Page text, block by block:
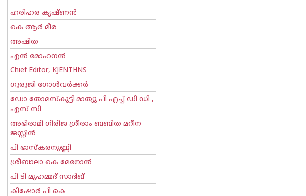
ഹരിഹര കൃഷ്ണൻ
കെ ആര്‍ മീര
അഷിത
എന്‍ മോഹനന്‍
Chief Editor, KJENTHNS
ഗുരുജി ഗോള്‍‌വര്‍ക്കര്‍
ഡോ തോമസ്കുട്ടി മാത്യു പി എച്ച് ഡി ഡി ,
എസ് സി
അഭിരാമി ഗിരിജ ശ്രീരാം ബബിത മറീന
ജസ്റ്റിന്‍
പി ഭാസ്കരനുണ്ണി
ശ്രീബാലാ കെ മേനോന്‍
പി ടി മുഹമ്മദ് സാദിഖ്‌
കിഷോർ പി കെ